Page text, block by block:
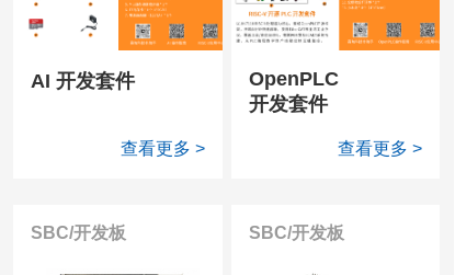
AI 开发套件
查看更多 >
OpenPLC
开发套件
查看更多 >
SBC/开发板 SBC/开发板